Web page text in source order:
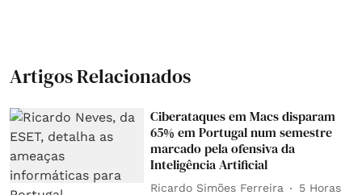
Artigos Relacionados
Ciberataques em Macs disparam
65% em Portugal num semestre
marcado pela ofensiva da
Inteligência Artificial
Ricardo Simões Ferreira 5 Horas